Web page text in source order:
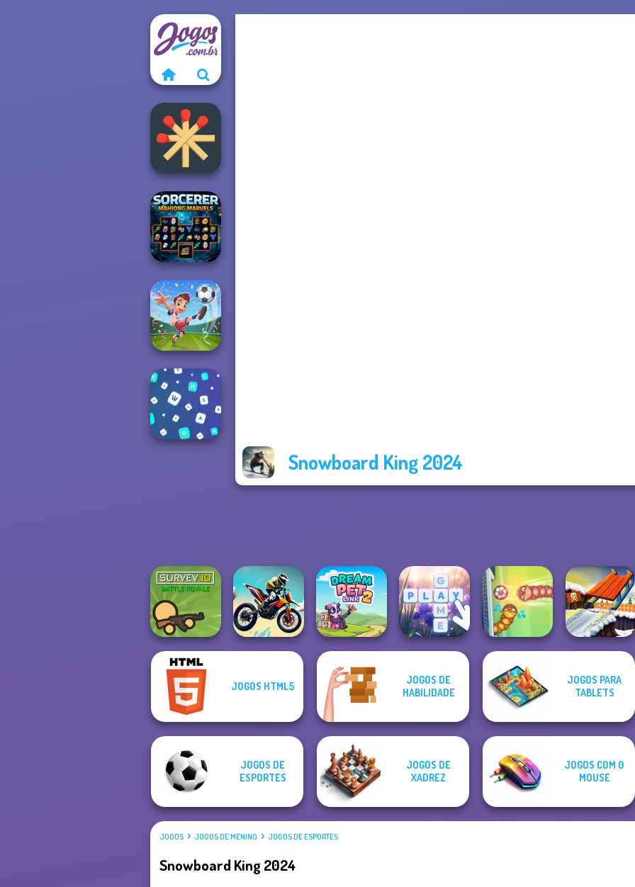
Snowboard King 2024
Matchstick
Puzzles
Sorcerer
Mahjong Marvels
Football
Superstars 2024
Survev.io Dream Pet Link 2 Bubble Letters Soccer Snakes Snow Ride 3D
JOGOS HTML5
JOGOS DE
HABILIDADE
JOGOS PARA
TABLETS
JOGOS DE
ESPORTES
JOGOS DE
XADREZ
JOGOS COM O
MOUSE
JOGOS JOGOS DE MENINO JOGOS DE ESPORTES
Snowboard King 2024